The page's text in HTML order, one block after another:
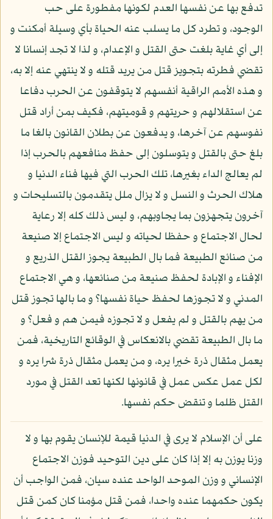
تدفع بها عن نفسها العدم لكونها مفطورة على حب
الوجود، و تطرد كل ما يسلب عنه الحياة بأي وسيلة أمكنت و
إلى أي غاية بلغت حتى القتل و الإعدام، و لذا لا تجد إنسانا لا
تقضي فطرته بتجويز قتل من يريد قتله و لا ينتهي عنه إلا به،
و هذه الأمم الراقية أنفسهم لا يتوقفون عن الحرب دفاعا
عن استقلالهم و حريتهم و قوميتهم، فكيف بمن أراد قتل
نفوسهم عن آخرها، و يدفعون عن بطلان القانون بالغا ما
بلغ حتى بالقتل و يتوسلون إلى حفظ منافعهم بالحرب إذا
لم يعالج الداء بغيرها، تلك الحرب التي فيها فناء الدنيا و
هلاك الحرث و النسل و لا يزال ملل يتقدمون بالتسليحات و
آخرون يتجهزون بما يجاوبهم، و ليس ذلك كله إلا رعاية
لحال الاجتماع و حفظا لحياته و ليس الاجتماع إلا صنيعة
من صنائع الطبيعة فما بال الطبيعة يجوز القتل الذريع و
الإفناء و الإبادة لحفظ صنيعة من صنائعها، و هي الاجتماع
المدني و لا تجوزها لحفظ حياة نفسها؟ و ما بالها تجوز قتل
من يهم بالقتل و لم يفعل و لا تجوزه فيمن هم و فعل؟ و
ما بال الطبيعة تقضي بالانعكاس في الوقائع التاريخية، فمن
يعمل مثقال ذرة خيرا يره، و من يعمل مثقال ذرة شرا يره و
لكل عمل عكس عمل في قانونها لكنها تعد القتل في مورد
القتل ظلما و تنقض حكم نفسها.
على أن الإسلام لا يرى في الدنيا قيمة للإنسان يقوم بها و لا
وزنا يوزن به إلا إذا كان على دين التوحيد فوزن الاجتماع
الإنساني و وزن الموحد الواحد عنده سيان، فمن الواجب أن
يكون حكمهما عنده واحدا، فمن قتل مؤمنا كان كمن قتل